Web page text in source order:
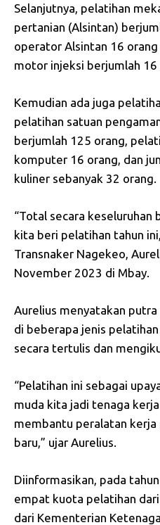
Selanjutnya, pelatihan
pertanian (Alsintan)
operator Alsintan 16
motor injeksi berjumlah 16
Kemudian ada juga
pelatihan satuan
berjumlah 125 orang,
komputer 16 orang, dan
kuliner sebanyak 32 orang.
“Total secara keseluruhan
kita beri pelatihan tahun
Transnaker Nagekeo,
November 2023 di Mbay.
Aurelius menyatakan
di beberapa jenis
secara tertulis dan
“Pelatihan ini sebagai
muda kita jadi tenaga
membantu peralatan kerja
baru,” ujar Aurelius.
Diinformasikan, pada
empat kuota pelatihan
dari Kementerian